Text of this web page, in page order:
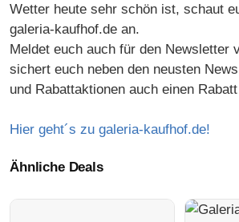
Wetter heute sehr schön ist, schaut
galeria-kaufhof.de an.
Meldet euch auch für den Newsletter
sichert euch neben den neusten
und Rabattaktionen auch einen
Hier geht´s zu galeria-kaufhof.de!
Ähnliche Deals